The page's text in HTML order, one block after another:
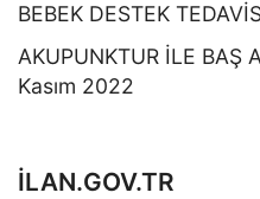
BEBEK DESTEK
AKUPUNKTUR İLE BAŞ
Kasım 2022
ILAN.GOV.TR